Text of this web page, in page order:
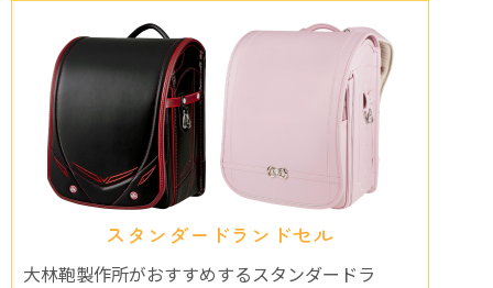
スタンダードランドセル
大林鞄製作所がおすすめするスタンダードラ